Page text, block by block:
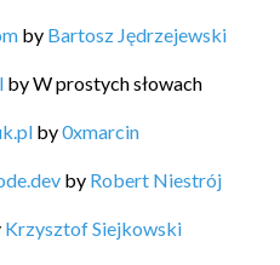
by Bartosz Jędrzejewski
byW prostych słowach
by0xmarcin
by Robert Niestrój
Krzysztof Siejkowski